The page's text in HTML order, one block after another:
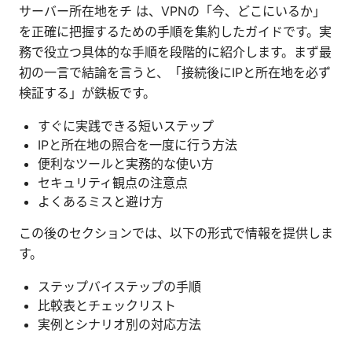
サーバー所在地をチ は、VPNの「今、どこにいるか」
を正確に把握するための手順を集約したガイドです。実
務で役立つ具体的な手順を段階的に紹介します。まず最
初の一言で結論を言うと、「接続後にIPと所在地を必ず
検証する」が鉄板です。
すぐに実践できる短いステップ
IPと所在地の照合を一度に行う方法
便利なツールと実務的な使い方
セキュリティ観点の注意点
よくあるミスと避け方
この後のセクションでは、以下の形式で情報を提供しま
す。
ステップバイステップの手順
比較表とチェックリスト
実例とシナリオ別の対応方法